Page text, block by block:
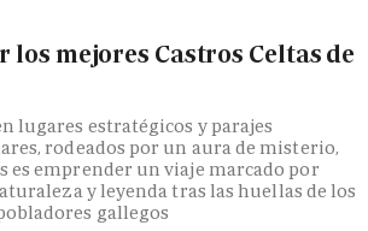
los mejores Castros Celtas de
lugares estratégicos y parajes
rodeados por un aura de misterio,
es emprender un viaje marcado por
y leyenda tras las huellas de los
gallegos